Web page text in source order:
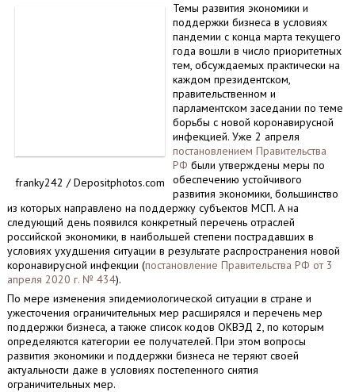
franky242 / Depositphotos.com
Темы развития экономики и
поддержки бизнеса в условиях
пандемии с конца марта текущего
года вошли в число приоритетных
тем, обсуждаемых практически на
каждом президентском,
правительственном и
парламентском заседании по теме
борьбы с новой коронавирусной
инфекцией. Уже 2 апреля
постановлением Правительства
РФ были утверждены меры по
обеспечению устойчивого
развития экономики, большинство
из которых направлено на поддержку субъектов МСП. А на
следующий день появился конкретный перечень отраслей
российской экономики, в наибольшей степени пострадавших в
условиях ухудшения ситуации в результате распространения новой
коронавирусной инфекции (постановление Правительства РФ от 3
апреля 2020 г. № 434).
По мере изменения эпидемиологической ситуации в стране и
ужесточения ограничительных мер расширялся и перечень мер
поддержки бизнеса, а также список кодов ОКВЭД 2, по которым
определяются категории ее получателей. При этом вопросы
развития экономики и поддержки бизнеса не теряют своей
актуальности даже в условиях постепенного снятия
ограничительных мер.